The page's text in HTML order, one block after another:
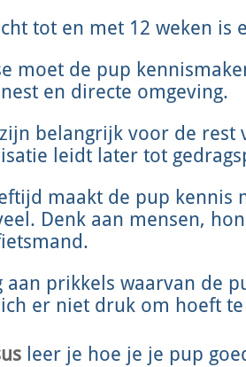
tot en met 12 weken is
moet de pup
en directe omgeving.
belangrijk voor de rest
leidt later tot
maakt de pup kennis
Denk aan mensen,
aan prikkels waarvan de
er niet druk om hoeft
leer je hoe je je pup